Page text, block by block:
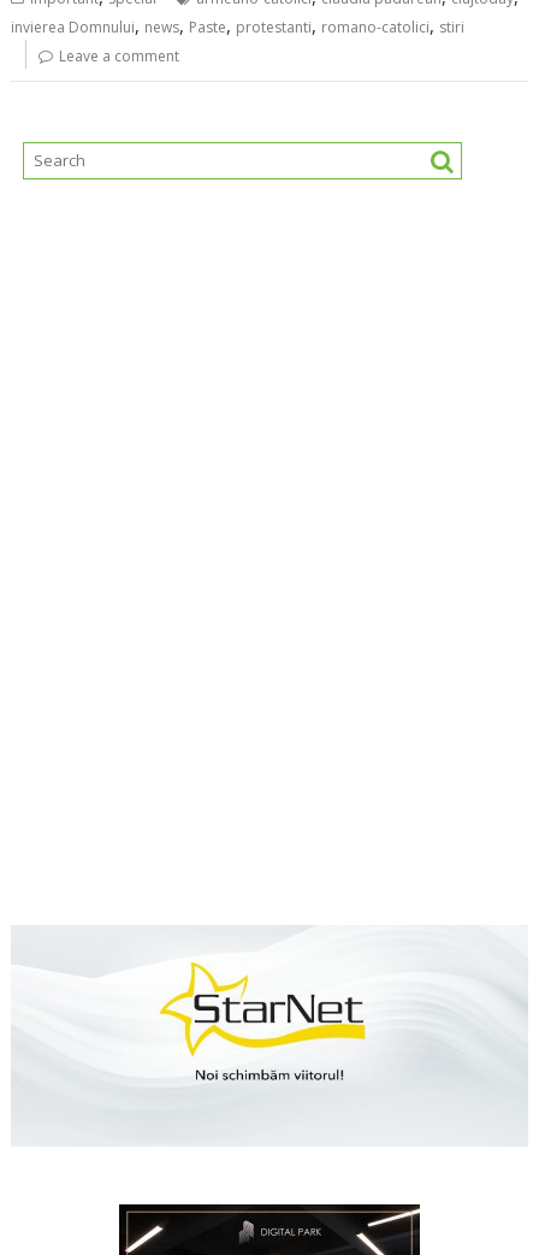
invierea Domnului, news, Paste, protestanti, romano-catolici, stiri
Leave a comment